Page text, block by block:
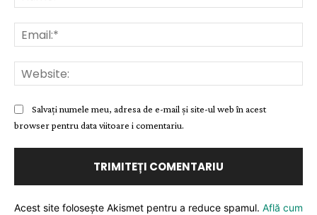
Salvați numele meu, adresa de e-mail și site-ul web în acest
browser pentru data viitoare i comentariu.
Acest site folosește Akismet pentru a reduce spamul. Află cum